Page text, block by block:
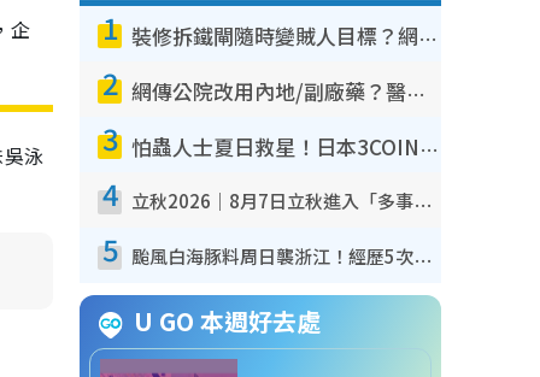
企
泳
1 裝修拆鐵閘隨時變賊人目標？網民揭2大關鍵用途：裝新式等於白裝？附新舊鐵閘分別
2 網傳公院改用內地/副廠藥？醫生拆解正副廠分別 揭4類人換藥隨時出事
3 怕蟲人士夏日救星！日本3COINS爆紅驅蟲神器$45起 1招「全程免觸碰」輕鬆搞定小強
4 立秋2026｜8月7日立秋進入「多事之秋」 3件事唔做得！專家教6招開運 清枱頭／銀包納氣接好運
5 颱風白海豚料周日襲浙江！經歷5次「眼牆置換」極罕見 成登陸內地最長途颱風
U GO 本週好去處